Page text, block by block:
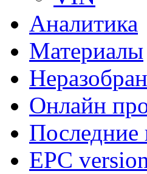
Аналитика
Материалы
Онлайн
EPC